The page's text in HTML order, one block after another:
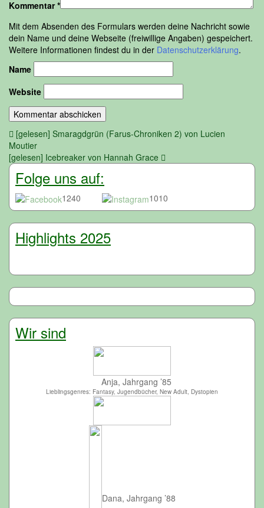
Kommentar*
Mit dem Absenden des Formulars werden deine Nachricht sowie
dein Name und deine Webseite (freiwillige Angaben) gespeichert.
Weitere Informationen findest du in der Datenschutzerklärung.
Name
Website
Beitragsnavigation
[gelesen] Smaragdgrün (Farus-Chroniken 2) von Lucien
Moutier
[gelesen] Icebreaker von Hannah Grace
Folge uns auf:
1240 1010
Highlights 2025
Wir sind
Anja, Jahrgang ’85
Lieblingsgenres: Fantasy, Jugendbücher, New Adult, Dystopien
Dana, Jahrgang ’88